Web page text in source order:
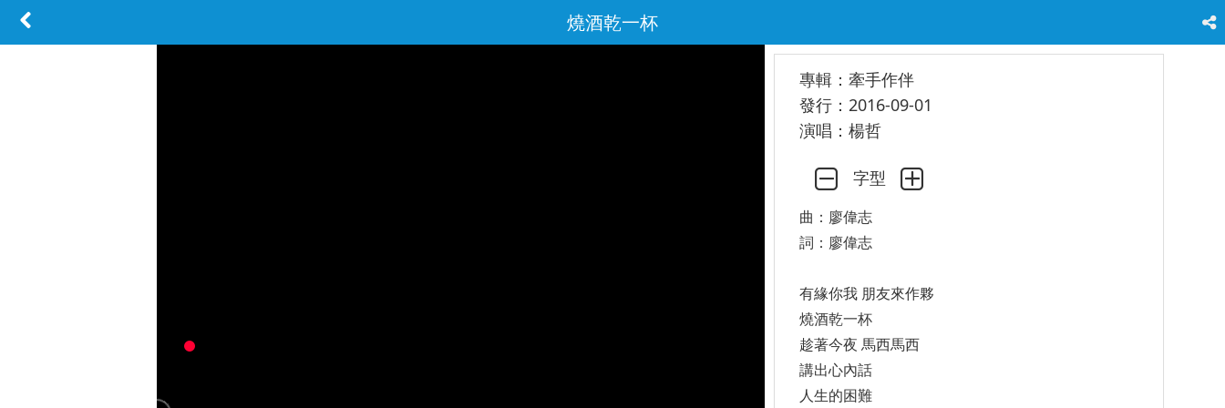
燒酒乾一杯
專輯：牽手作伴
發行：2016-09-01
演唱：楊哲
字型
曲：廖偉志
詞：廖偉志
有緣你我 朋友來作夥
燒酒乾一杯
趁著今夜 馬西馬西
講出心內話
人生的困難